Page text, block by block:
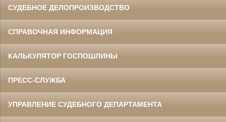
СУДЕБНОЕ ДЕЛОПРОИЗВОДСТВО
СПРАВОЧНАЯ ИНФОРМАЦИЯ
КАЛЬКУЛЯТОР ГОСПОШЛИНЫ
ПРЕСС-СЛУЖБА
УПРАВЛЕНИЕ СУДЕБНОГО ДЕПАРТАМЕНТА